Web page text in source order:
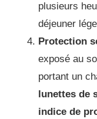
plusieurs
déjeuner
Protection
exposé au
portant un
lunettes de
indice de